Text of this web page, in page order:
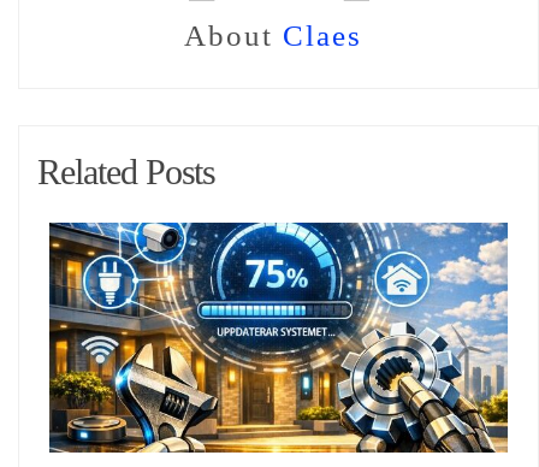
About Claes
Related Posts